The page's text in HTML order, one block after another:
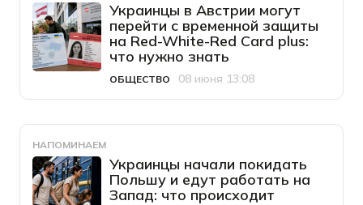
Украинцы в Австрии могут
перейти с временной защиты
на Red-White-Red Card plus:
что нужно знать
Категория
ОБЩЕСТВО
Дата публикации
08 июня 13:08
НАПОМИНАЕМ
Украинцы начали покидать
Польшу и едут работать на
Запад: что происходит